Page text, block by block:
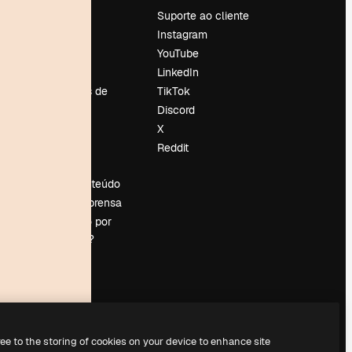
Tendências de
Vender conteúdo
Sala de imprensa
Procurando por
magnific.ai?
Suporte ao cliente
Instagram
YouTube
LinkedIn
TikTok
Discord
X
Reddit
to the storing of cookies on your device to enhance site